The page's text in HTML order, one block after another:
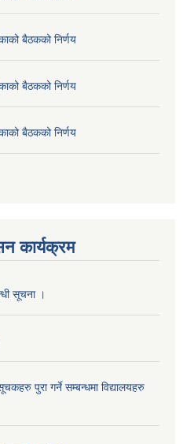
बैठकको निर्णय
बैठकको निर्णय
बैठकको निर्णय
कार्यक्रम
सूचना ।
पुरा गर्ने सम्बन्धमा विद्यालयहरु